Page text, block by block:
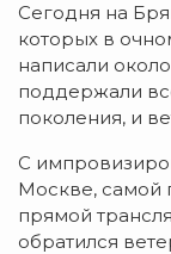
Сегодня на
которых в
написали
поддержали
поколения, и
С
Москве, самой
прямой
обратился